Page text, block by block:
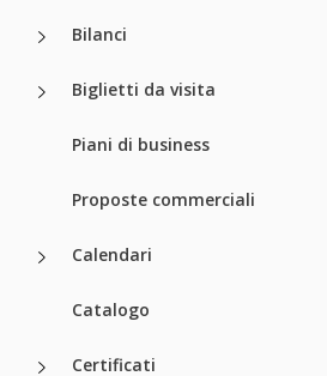
Bilanci
Biglietti da visita
Piani di business
Proposte commerciali
Calendari
Catalogo
Certificati